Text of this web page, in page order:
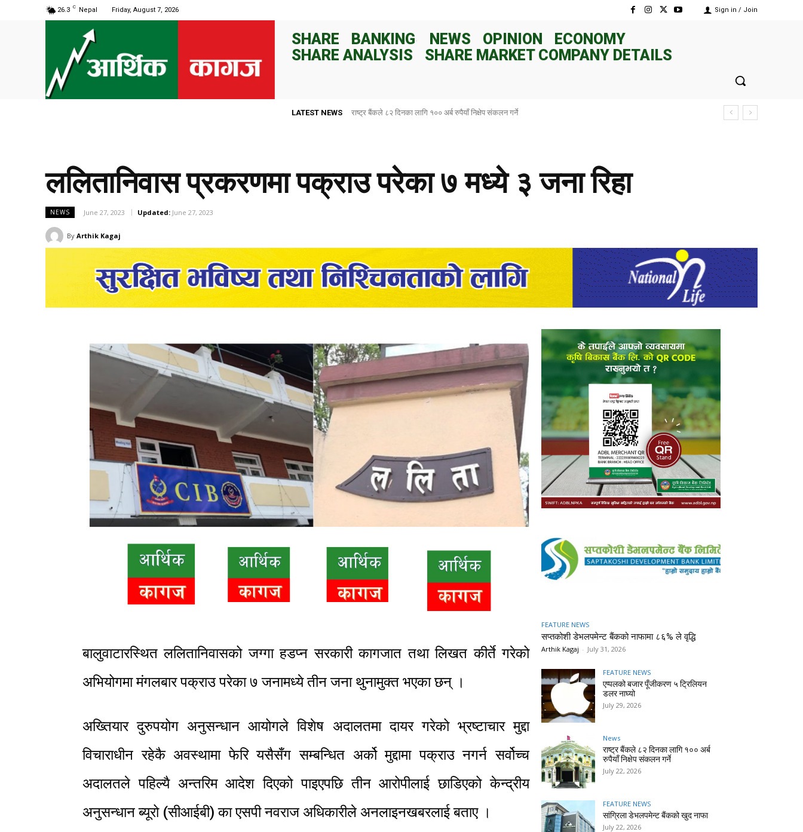
26.3 C Nepal Friday, August 7, 2026 Sign in / Join
SHARE BANKING NEWS OPINION
ECONOMY
SHARE ANALYSIS
SHARE MARKET COMPANY DETAILS
LATEST NEWS राष्ट्र बैंकले ८२ दिनका लागि १०० अर्ब रुपैयाँ निक्षेप संकलन गर्ने
ललितानिवास प्रकरणमा पक्राउ परेका ७ मध्ये ३ जना रिहा
NEWS June 27, 2023 Updated: June 27, 2023
By Arthik Kagaj
बालुवाटारस्थित ललितानिवासको जग्गा हडप्न सरकारी कागजात तथा लिखत कीर्ते गरेको
अभियोगमा मंगलबार पक्राउ परेका ७ जनामध्ये तीन जना थुनामुक्त भएका छन् ।
अख्तियार दुरुपयोग अनुसन्धान आयोगले विशेष अदालतमा दायर गरेको भ्रष्टाचार मुद्दा
विचाराधीन रहेकै अवस्थामा फेरि यसैसँग सम्बन्धित अर्को मुद्दामा पक्राउ नगर्न सर्वोच्च
अदालतले पहिल्यै अन्तरिम आदेश दिएको पाइएपछि तीन आरोपीलाई छाडिएको केन्द्रीय
अनुसन्धान ब्यूरो (सीआईबी) का एसपी नवराज अधिकारीले अनलाइनखबरलाई बताए ।
FEATURE NEWS
सप्तकोशी डेभलपमेन्ट बैंकको नाफामा ८६% ले वृद्धि
Arthik Kagaj - July 31, 2026
FEATURE NEWS
एप्पलको बजार पूँजीकरण ५ ट्रिलियन
डलर नाघ्यो
July 29, 2026
News
राष्ट्र बैंकले ८२ दिनका लागि १०० अर्ब
रुपैयाँ निक्षेप संकलन गर्ने
July 22, 2026
FEATURE NEWS
सांग्रिला डेभलपमेन्ट बैंकको खुद नाफा
July 22, 2026